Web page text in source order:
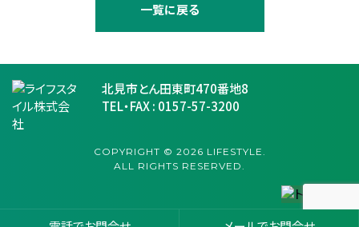
一覧に戻る
北見市とん田東町470番地8
TEL・FAX : 0157-57-3200
COPYRIGHT © 2026 LIFESTYLE.
ALL RIGHTS RESERVED.